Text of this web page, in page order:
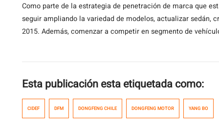
Como parte de la estrategia de penetración de marca que
seguir ampliando la variedad de modelos, actualizar sedán,
2015. Además, comenzar a competir en segmento de
Esta publicación esta etiquetada como:
CIDEF DFM DONGFENG CHILE DONGFENG MOTOR YANG BO